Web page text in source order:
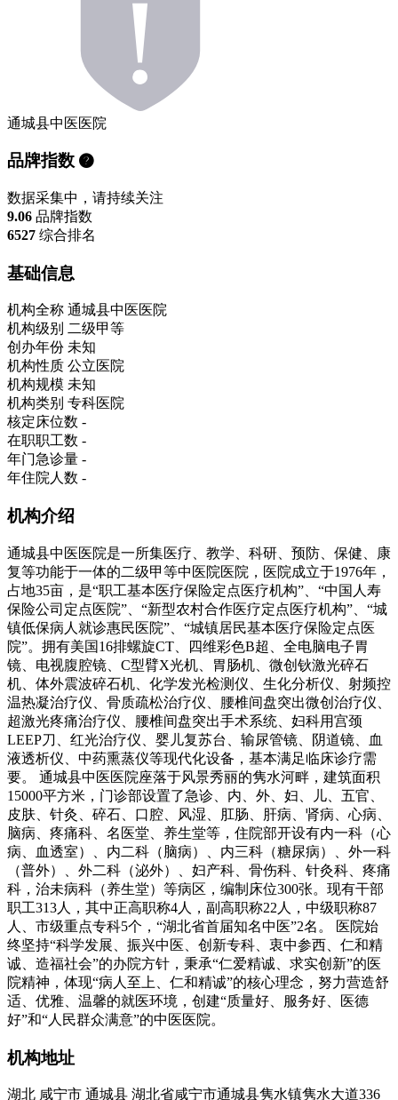
通城县中医医院
品牌指数
数据采集中，请持续关注
9.06 品牌指数
6527 综合排名
基础信息
机构全称 通城县中医医院
机构级别 二级甲等
创办年份 未知
机构性质 公立医院
机构规模 未知
机构类别 专科医院
核定床位数 -
在职职工数 -
年门急诊量 -
年住院人数 -
机构介绍
通城县中医医院是一所集医疗、教学、科研、预防、保健、康
复等功能于一体的二级甲等中医院医院，医院成立于1976年，
占地35亩，是“职工基本医疗保险定点医疗机构”、“中国人寿
保险公司定点医院”、“新型农村合作医疗定点医疗机构”、“城
镇低保病人就诊惠民医院”、“城镇居民基本医疗保险定点医
院”。拥有美国16排螺旋CT、四维彩色B超、全电脑电子胃
镜、电视腹腔镜、C型臂X光机、胃肠机、微创钬激光碎石
机、体外震波碎石机、化学发光检测仪、生化分析仪、射频控
温热凝治疗仪、骨质疏松治疗仪、腰椎间盘突出微创治疗仪、
超激光疼痛治疗仪、腰椎间盘突出手术系统、妇科用宫颈
LEEP刀、红光治疗仪、婴儿复苏台、输尿管镜、阴道镜、血
液透析仪、中药熏蒸仪等现代化设备，基本满足临床诊疗需
要。 通城县中医医院座落于风景秀丽的隽水河畔，建筑面积
15000平方米，门诊部设置了急诊、内、外、妇、儿、五官、
皮肤、针灸、碎石、口腔、风湿、肛肠、肝病、肾病、心病、
脑病、疼痛科、名医堂、养生堂等，住院部开设有内一科（心
病、血透室）、内二科（脑病）、内三科（糖尿病）、外一科
（普外）、外二科（泌外）、妇产科、骨伤科、针灸科、疼痛
科，治未病科（养生堂）等病区，编制床位300张。现有干部
职工313人，其中正高职称4人，副高职称22人，中级职称87
人、市级重点专科5个，“湖北省首届知名中医”2名。 医院始
终坚持“科学发展、振兴中医、创新专科、衷中参西、仁和精
诚、造福社会”的办院方针，秉承“仁爱精诚、求实创新”的医
院精神，体现“病人至上、仁和精诚”的核心理念，努力营造舒
适、优雅、温馨的就医环境，创建“质量好、服务好、医德
好”和“人民群众满意”的中医医院。
机构地址
湖北 咸宁市 通城县 湖北省咸宁市通城县隽水镇隽水大道336